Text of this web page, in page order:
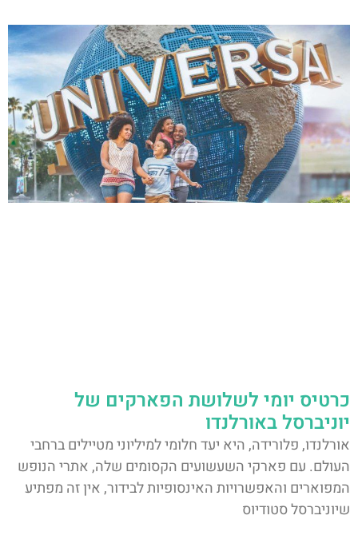
כרטיס יומי לשלושת הפארקים של
יוניברסל באורלנדו
אורלנדו, פלורידה, היא יעד חלומי למיליוני מטיילים ברחבי
העולם. עם פארקי השעשועים הקסומים שלה, אתרי הנופש
המפוארים והאפשרויות האינסופיות לבידור, אין זה מפתיע
שיוניברסל סטודיוס